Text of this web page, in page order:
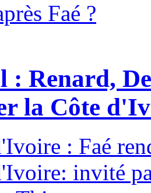
: Renard,
la Côte
: Faé
invité